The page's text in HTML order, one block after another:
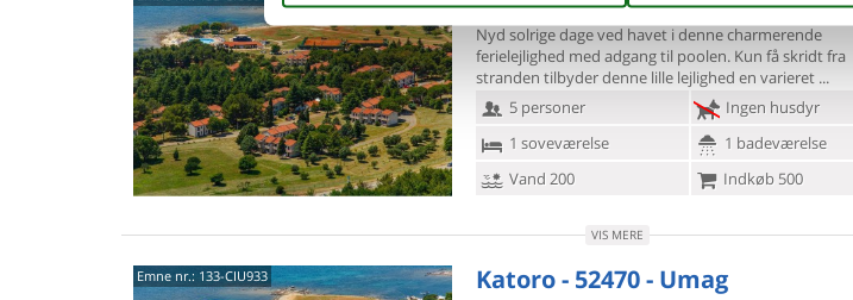
Nyd solrige dage ved havet i denne charmerende
ferielejlighed med adgang til poolen. Kun få skridt fra
stranden tilbyder denne lille lejlighed en varieret
5 personer
Ingen husdyr
1 soveværelse
1 badeværelse
Vand 200
Indkøb 500
VIS MERE
Emne nr.: 133-CIU933 Katoro - 52470 - Umag